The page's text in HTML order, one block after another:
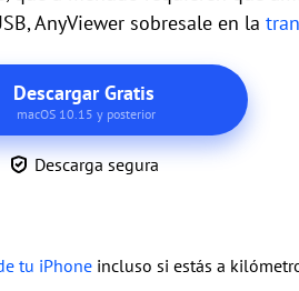
AnyViewer sobresale en la
Descargar Gratis
macOS 10.15 y posterior
Descarga segura
tu iPhone incluso si estás a